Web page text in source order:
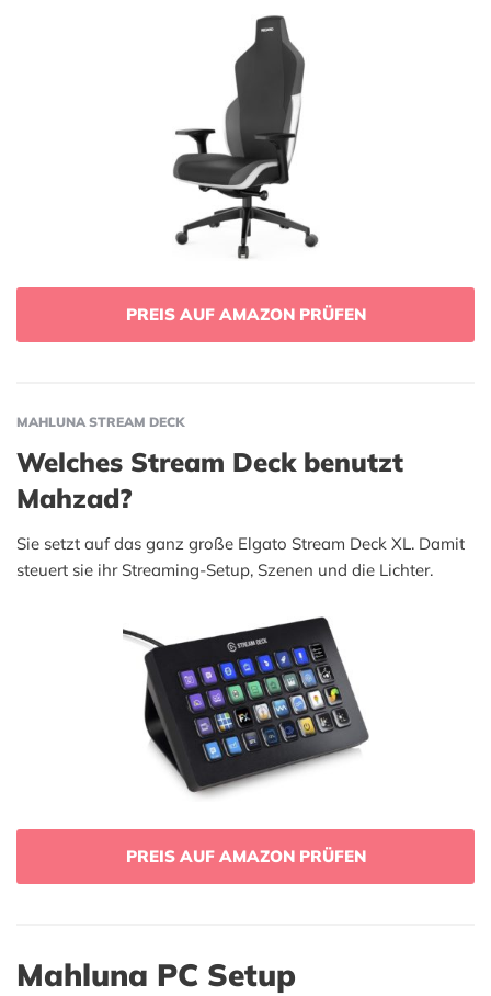
PREIS AUF AMAZON PRÜFEN
MAHLUNA STREAM DECK
Welches Stream Deck benutzt
Mahzad?
Sie setzt auf das ganz große Elgato Stream Deck XL. Damit
steuert sie ihr Streaming-Setup, Szenen und die Lichter.
PREIS AUF AMAZON PRÜFEN
Mahluna PC Setup